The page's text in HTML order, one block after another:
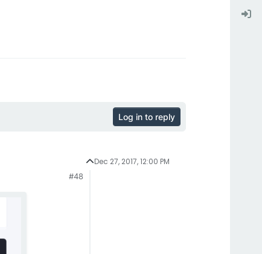
Log in to reply
#48
Dec 27, 2017, 12:00 PM